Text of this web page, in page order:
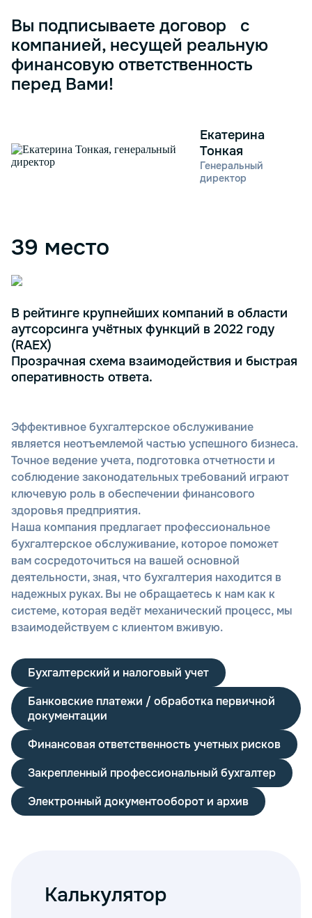
Вы подписываете договор с
компанией, несущей реальную
финансовую ответственность
перед Вами!
Екатерина
Тонкая
Генеральный
директор
39 место
В рейтинге крупнейших компаний в области
аутсорсинга учётных функций в 2022 году
(RAEX)
Прозрачная схема взаимодействия и быстрая
оперативность ответа.
Эффективное бухгалтерское обслуживание
является неотъемлемой частью успешного бизнеса.
Точное ведение учета, подготовка отчетности и
соблюдение законодательных требований играют
ключевую роль в обеспечении финансового
здоровья предприятия.
Наша компания предлагает профессиональное
бухгалтерское обслуживание, которое поможет
вам сосредоточиться на вашей основной
деятельности, зная, что бухгалтерия находится в
надежных руках. Вы не обращаетесь к нам как к
системе, которая ведёт механический процесс, мы
взаимодействуем с клиентом вживую.
Бухгалтерский и налоговый учет
Банковские платежи / обработка первичной
документации
Финансовая ответственность учетных рисков
Закрепленный профессиональный бухгалтер
Электронный документооборот и архив
Калькулятор